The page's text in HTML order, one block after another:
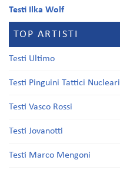
Testi Ilka Wolf
TOP ARTISTI
Testi Ultimo
Testi Pinguini Tattici Nucleari
Testi Vasco Rossi
Testi Jovanotti
Testi Marco Mengoni